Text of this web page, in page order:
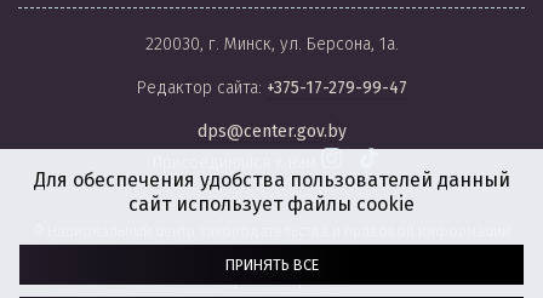
220030, г. Минск, ул. Берсона, 1а.
Редактор сайта: +375-17-279-99-47
dps@center.gov.by
Республики Беларусь, 2008-2026.
Для обеспечения удобства пользователей данный
сайт использует файлы cookie
ПРИНЯТЬ ВСЕ